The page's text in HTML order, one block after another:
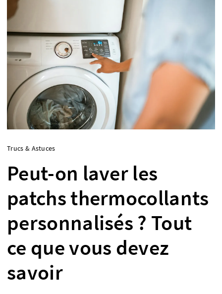
Trucs & Astuces
Peut-on laver les
patchs thermocollants
personnalisés ? Tout
ce que vous devez
savoir